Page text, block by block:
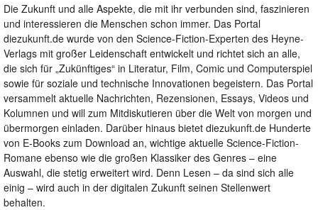
Die Zukunft und alle Aspekte, die mit ihr verbunden sind, faszinieren
und interessieren die Menschen schon immer. Das Portal
diezukunft.de wurde von den Science-Fiction-Experten des Heyne-
Verlags mit großer Leidenschaft entwickelt und richtet sich an alle,
die sich für „Zukünftiges“ in Literatur, Film, Comic und Computerspiel
sowie für soziale und technische Innovationen begeistern. Das Portal
versammelt aktuelle Nachrichten, Rezensionen, Essays, Videos und
Kolumnen und will zum Mitdiskutieren über die Welt von morgen und
übermorgen einladen. Darüber hinaus bietet diezukunft.de Hunderte
von E-Books zum Download an, wichtige aktuelle Science-Fiction-
Romane ebenso wie die großen Klassiker des Genres – eine
Auswahl, die stetig erweitert wird. Denn Lesen – da sind sich alle
einig – wird auch in der digitalen Zukunft seinen Stellenwert
behalten.